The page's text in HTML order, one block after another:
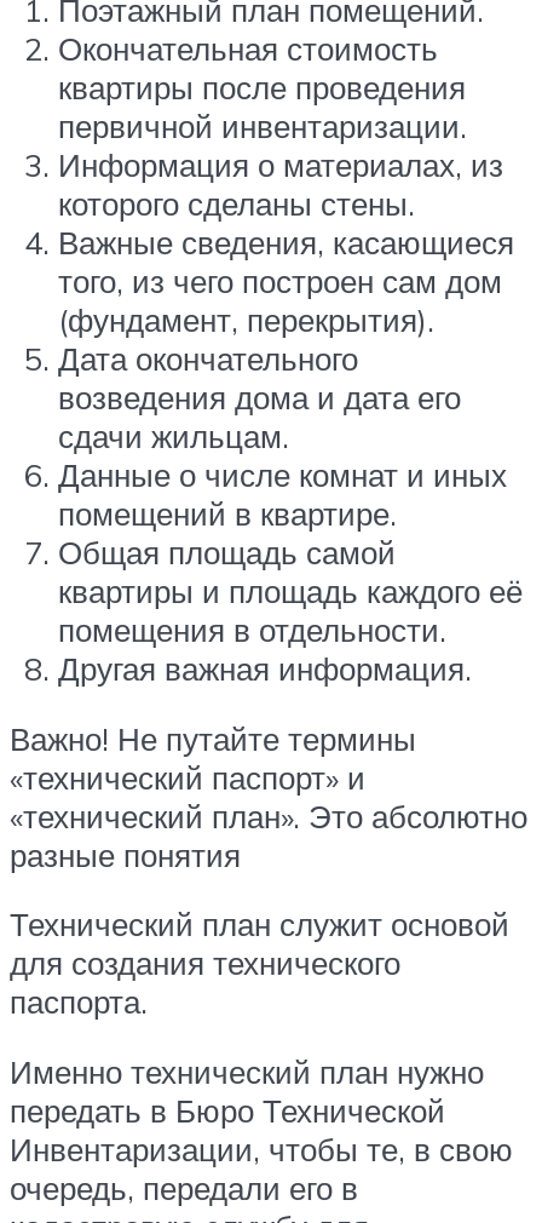
Поэтажный план помещений.
Окончательная стоимость
квартиры после проведения
первичной инвентаризации.
Информация о материалах, из
которого сделаны стены.
Важные сведения, касающиеся
того, из чего построен сам дом
(фундамент, перекрытия).
Дата окончательного
возведения дома и дата его
сдачи жильцам.
Данные о числе комнат и иных
помещений в квартире.
Общая площадь самой
квартиры и площадь каждого её
помещения в отдельности.
Другая важная информация.
Важно! Не путайте термины
«технический паспорт» и
«технический план». Это абсолютно
разные понятия
Технический план служит основой
для создания технического
паспорта.
Именно технический план нужно
передать в Бюро Технической
Инвентаризации, чтобы те, в свою
очередь, передали его в